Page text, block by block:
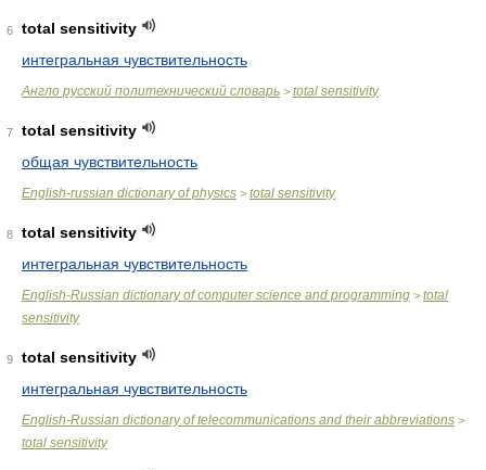
6
total sensitivity
интегральная чувствительность
Англо русский политехнический словарь > total sensitivity
7
total sensitivity
общая чувствительность
English-russian dictionary of physics > total sensitivity
8
total sensitivity
интегральная чувствительность
English-Russian dictionary of computer science and programming > total
sensitivity
9
total sensitivity
интегральная чувствительность
English-Russian dictionary of telecommunications and their abbreviations >
total sensitivity